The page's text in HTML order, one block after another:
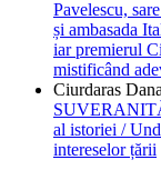
Pavelescu,
și ambasada
iar premierul
mistificând
Ciurdaras Dana
al istoriei /
intereselor țării